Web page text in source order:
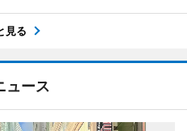
見る
ュース